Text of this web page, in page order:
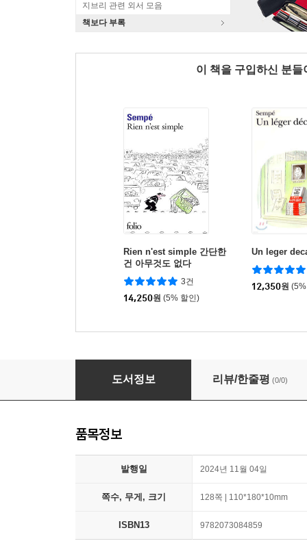
지브리 관련 외서 모음
책보다 부록
이 책을 구입하신 분
Rien n'est simple 간단한
건 아무것도 없다
3건
14,250원 (5% 할인)
Un leger
12,350원
Sauve qui peut
도서정보 리뷰/한줄평 (0/0)
품목정보
발행일 2024년 11월 04일
쪽수, 무게, 크기 128쪽 | 110*180*10mm
ISBN13 9782073084859